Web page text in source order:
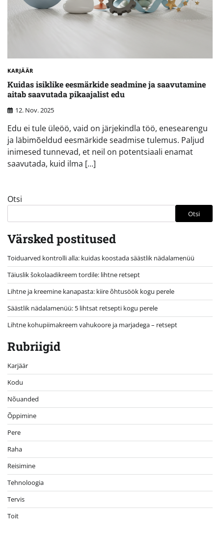
KARJÄÄR
Kuidas isiklike eesmärkide seadmine ja saavutamine
aitab saavutada pikaajalist edu
12. Nov. 2025
Edu ei tule üleöö, vaid on järjekindla töö, enesearengu
ja läbimõeldud eesmärkide seadmise tulemus. Paljud
inimesed tunnevad, et neil on potentsiaali enamat
saavutada, kuid ilma […]
Otsi
Otsi
Värsked postitused
Toiduarved kontrolli alla: kuidas koostada säästlik nädalamenüü
Täiuslik šokolaadikreem tordile: lihtne retsept
Lihtne ja kreemine kanapasta: kiire õhtusöök kogu perele
Säästlik nädalamenüü: 5 lihtsat retsepti kogu perele
Lihtne kohupiimakreem vahukoore ja marjadega – retsept
Rubriigid
Karjäär
Kodu
Nõuanded
Õppimine
Pere
Raha
Reisimine
Tehnoloogia
Tervis
Toit